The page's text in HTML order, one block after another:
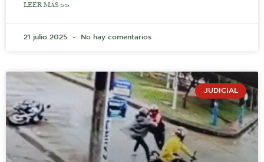
LEER MÁS >>
21 julio 2025 No hay comentarios
JUDICIAL